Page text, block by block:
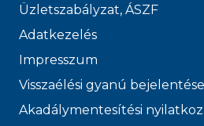
Üzletszabályzat, ÁSZF
Adatkezelés
Impresszum
Visszaélési gyanú bejelentése
Akadálymentesítési